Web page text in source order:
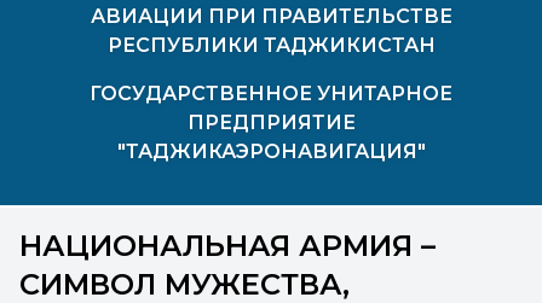
АВИАЦИИ ПРИ ПРАВИТЕЛЬСТВЕ
РЕСПУБЛИКИ ТАДЖИКИСТАН
ГОСУДАРСТВЕННОЕ УНИТАРНОЕ
ПРЕДПРИЯТИЕ
"ТАДЖИКАЭРОНАВИГАЦИЯ"
НАЦИОНАЛЬНАЯ АРМИЯ –
СИМВОЛ МУЖЕСТВА,